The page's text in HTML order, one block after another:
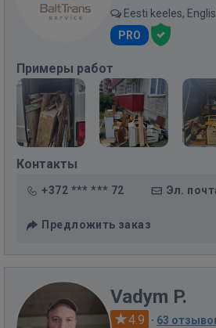
Eesti keeles,
PRO
Примеры работ
Контакты
+372 *** *** 72 Эл.
Предложить заказ
Vadym P.
4.9 · 63